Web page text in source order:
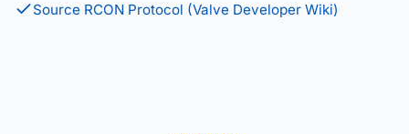
Source RCON Protocol (Valve Developer Wiki)